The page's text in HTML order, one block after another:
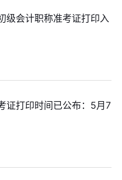
级会计职称准考证打印入
证打印时间已公布：5月7